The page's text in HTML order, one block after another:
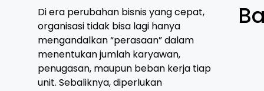
Di era perubahan bisnis yang cepat,
organisasi tidak bisa lagi hanya
mengandalkan “perasaan” dalam
menentukan jumlah karyawan,
penugasan, maupun beban kerja tiap
unit. Sebaliknya, diperlukan